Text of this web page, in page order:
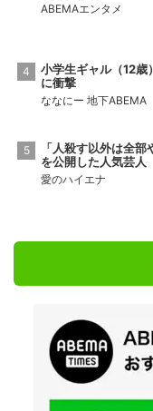
ABEMAエンタメ
小学生ギャル（12歳
に衝撃
ななにー 地下ABEMA
「人殺す以外は全
を公開した人気芸人
愛のハイエナ